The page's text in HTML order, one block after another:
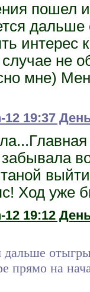
пошел
интерес
не
мне)
12 19:37
Ход уже
19:12
дальше
прямо на